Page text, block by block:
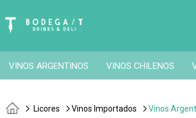
VINOS ARGENTINOS VINOS CHILENOS
Licores Vinos Importados Vinos